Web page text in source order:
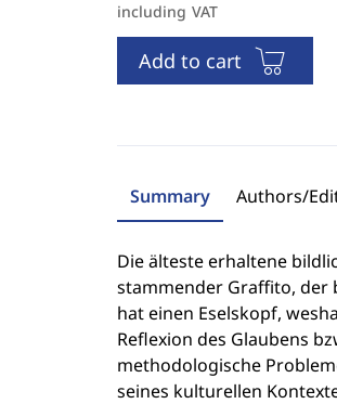
including VAT
Add to cart
Summary Authors/
Die älteste erhaltene
stammender Graffito, der
hat einen Eselskopf,
Reflexion des Glaubens
methodologische
seines kulturellen